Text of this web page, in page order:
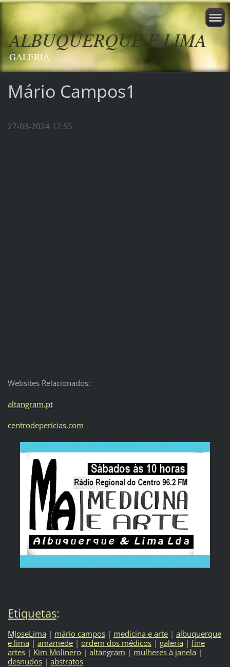
ALBUQUERQUE E LIMA
GALERIA
Mário Campos1
27-03-2024 17:55
Websites Relacionados:
altangram.pt
centrodepericias.com
Etiquetas:
MJoseLima | mário campos | medicina e arte | albuquerque
e lima | amamede | ordem dos médicos | galeria | fine
artes | Kim Molinero | altangram | mulheres à janela |
desnudos | abstratos